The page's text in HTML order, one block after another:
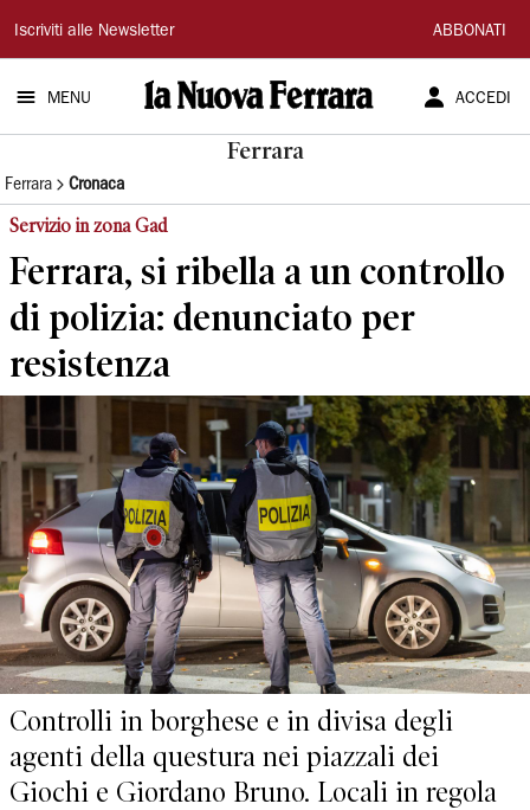
La
Nuova
Ferrara
Iscriviti alle Newsletter ABBONATI
MENU ACCEDI
Ferrara
Ferrara Cronaca
Servizio in zona Gad
Ferrara, si ribella a un controllo
di polizia: denunciato per
resistenza
Controlli in borghese e in divisa degli
agenti della questura nei piazzali dei
Giochi e Giordano Bruno. Locali in regola